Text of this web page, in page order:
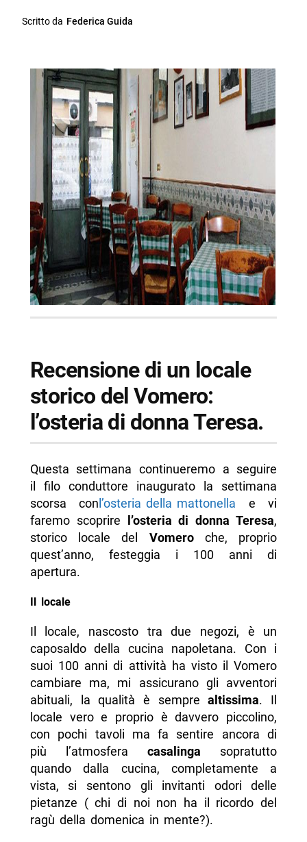
Scritto da Federica Guida
Recensione di un locale
storico del Vomero:
l’osteria di donna Teresa.
Questa settimana continueremo a seguire
il filo conduttore inaugurato la settimana
scorsa conl’osteria della mattonella e vi
faremo scoprire l’osteria di donna Teresa,
storico locale del Vomeroche, proprio
quest’anno, festeggia i 100 anni di
apertura.
Il locale
Il locale, nascosto tra due negozi, è un
caposaldo della cucina napoletana. Con i
suoi 100 anni di attività ha visto il Vomero
cambiare ma, mi assicurano gli avventori
abituali, la qualità è semprealtissima. Il
locale vero e proprio è davvero piccolino,
con pochi tavoli ma fa sentire ancora di
più l’atmosferacasalinga sopratutto
quando dalla cucina, completamente a
vista, si sentono gli invitanti odori delle
pietanze ( chi di noi non ha il ricordo del
ragù della domenica in mente?).